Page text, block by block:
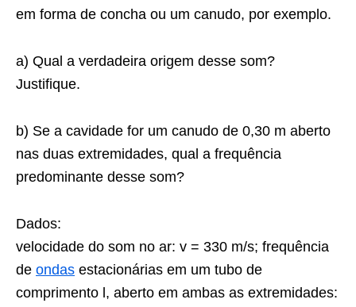
em forma de concha ou um canudo, por exemplo.
a) Qual a verdadeira origem desse som?
Justifique.
b) Se a cavidade for um canudo de 0,30 m aberto
nas duas extremidades, qual a frequência
predominante desse som?
Dados:
velocidade do som no ar: v = 330 m/s; frequência
de ondas estacionárias em um tubo de
comprimento l, aberto em ambas as extremidades: